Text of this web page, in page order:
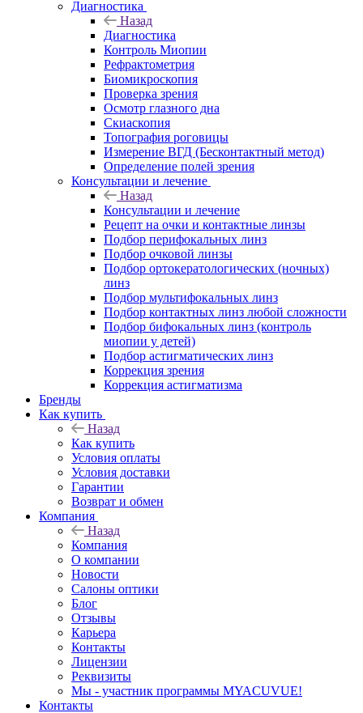
Диагностика
Назад
Диагностика
Контроль Миопии
Рефрактометрия
Биомикроскопия
Проверка зрения
Осмотр глазного дна
Скиаскопия
Топография роговицы
Измерение ВГД (Бесконтактный метод)
Определение полей зрения
Консультации и лечение
Назад
Консультации и лечение
Рецепт на очки и контактные линзы
Подбор перифокальных линз
Подбор очковой линзы
Подбор ортокератологических (ночных)
линз
Подбор мультифокальных линз
Подбор контактных линз любой сложности
Подбор бифокальных линз (контроль
миопии у детей)
Подбор астигматических линз
Коррекция зрения
Коррекция астигматизма
Бренды
Как купить
Назад
Как купить
Условия оплаты
Условия доставки
Гарантии
Возврат и обмен
Компания
Назад
Компания
О компании
Новости
Салоны оптики
Блог
Отзывы
Карьера
Контакты
Лицензии
Реквизиты
Мы - участник программы MYACUVUE!
Контакты